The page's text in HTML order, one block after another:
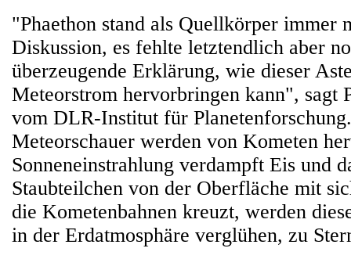
"Phaethon stand als Quellkörper immer
Diskussion, es fehlte letztendlich aber
überzeugende Erklärung, wie dieser
Meteorstrom hervorbringen kann", sagt
vom DLR-Institut für
Meteorschauer werden von Kometen
Sonneneinstrahlung verdampft Eis und
Staubteilchen von der Oberfläche mit
die Kometenbahnen kreuzt, werden
in der Erdatmosphäre verglühen, zu